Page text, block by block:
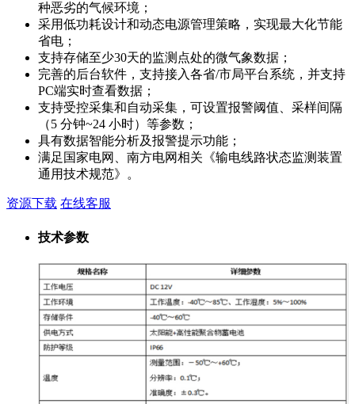
种恶劣的气候环境；
采用低功耗设计和动态电源管理策略，实现最大化节能
省电；
支持存储至少30天的监测点处的微气象数据；
完善的后台软件，支持接入各省/市局平台系统，并支持
PC端实时查看数据；
支持受控采集和自动采集，可设置报警阈值、采样间隔
（5 分钟~24 小时）等参数；
具有数据智能分析及报警提示功能；
满足国家电网、南方电网相关《输电线路状态监测装置
通用技术规范》。
资源下载 在线客服
技术参数